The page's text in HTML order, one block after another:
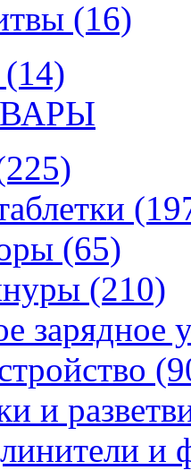
(16)
(14)
(65)
(210)
зарядное
и
и